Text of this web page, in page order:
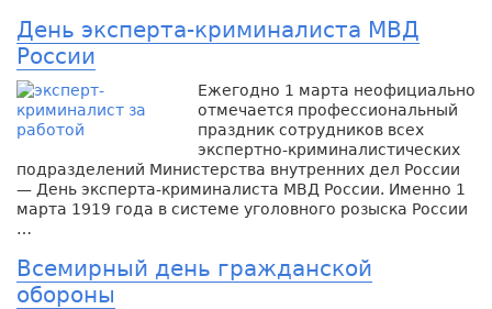
День эксперта-криминалиста МВД
России
Ежегодно 1 марта неофициально
отмечается профессиональный
праздник сотрудников всех
экспертно-криминалистических
подразделений Министерства внутренних дел России
— День эксперта-криминалиста МВД России. Именно 1
марта 1919 года в системе уголовного розыска России
…
Всемирный день гражданской
обороны